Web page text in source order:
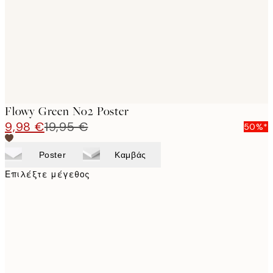
Flowy Green No2 Poster
9,98 €19,95 € 50%*
Poster Καμβάς
Επιλέξτε μέγεθος